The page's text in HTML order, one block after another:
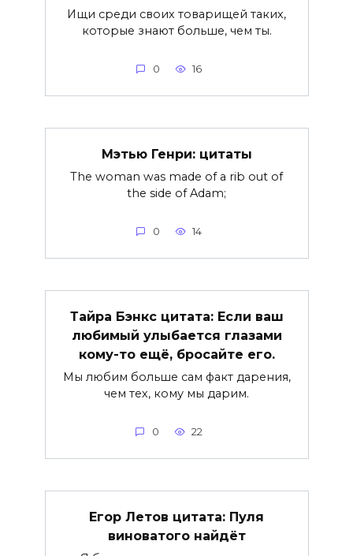
Ищи среди своих товарищей таких,
которые знают больше, чем ты.
0 16
Мэтью Генри: цитаты
The woman was made of a rib out of
the side of Adam;
0 14
Тайра Бэнкс цитата: Если ваш
любимый улыбается глазами
кому-то ещё, бросайте его.
Мы любим больше сам факт дарения,
чем тех, кому мы дарим.
0 22
Егор Летов цитата: Пуля
виноватого найдёт